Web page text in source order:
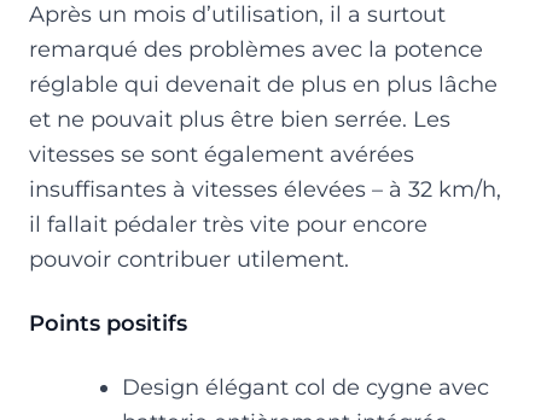
Après un mois d’utilisation, il a surtout
remarqué des problèmes avec la potence
réglable qui devenait de plus en plus lâche
et ne pouvait plus être bien serrée. Les
vitesses se sont également avérées
insuffisantes à vitesses élevées – à 32 km/h,
il fallait pédaler très vite pour encore
pouvoir contribuer utilement.
Points positifs
Design élégant col de cygne avec